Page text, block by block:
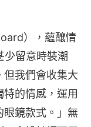
），蘊釀情
少留意時裝潮
但我們會收集大
的情感，運用
眼鏡款式。」無